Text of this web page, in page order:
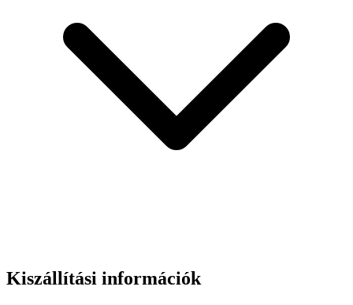
Kiszállítási információk